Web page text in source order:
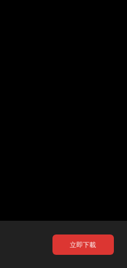
立即下載